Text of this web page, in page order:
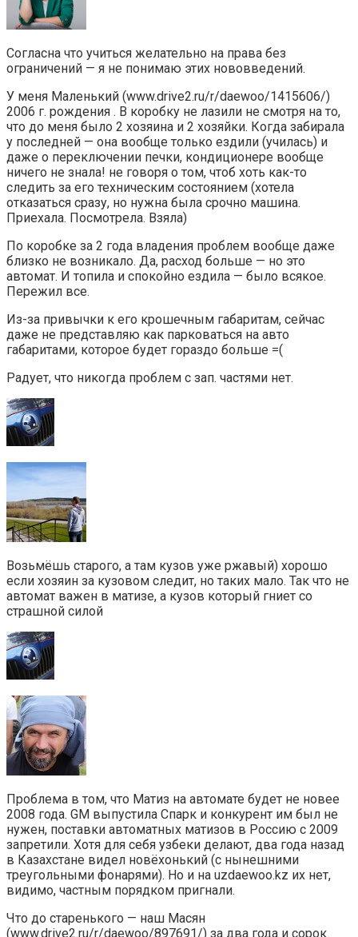
Согласна что учиться желательно на права без
ограничений — я не понимаю этих нововведений.
У меня Маленький (www.drive2.ru/r/daewoo/1415606/)
2006 г. рождения . В коробку не лазили не смотря на то,
что до меня было 2 хозяина и 2 хозяйки. Когда забирала
у последней — она вообще только ездили (училась) и
даже о переключении печки, кондиционере вообще
ничего не знала! не говоря о том, чтоб хоть как-то
следить за его техническим состоянием (хотела
отказаться сразу, но нужна была срочно машина.
Приехала. Посмотрела. Взяла)
По коробке за 2 года владения проблем вообще даже
близко не возникало. Да, расход больше — но это
автомат. И топила и спокойно ездила — было всякое.
Пережил все.
Из-за привычки к его крошечным габаритам, сейчас
даже не представляю как парковаться на авто
габаритами, которое будет гораздо больше =(
Радует, что никогда проблем с зап. частями нет.
Возьмёшь старого, а там кузов уже ржавый) хорошо
если хозяин за кузовом следит, но таких мало. Так что не
автомат важен в матизе, а кузов который гниет со
страшной силой
Проблема в том, что Матиз на автомате будет не новее
2008 года. GM выпустила Спарк и конкурент им был не
нужен, поставки автоматных матизов в Россию с 2009
запретили. Хотя для себя узбеки делают, два года назад
в Казахстане видел новёхонький (с нынешними
треугольными фонарями). Но и на uzdaewoo.kz их нет,
видимо, частным порядком пригнали.
Что до старенького — наш Масян
(www.drive2.ru/r/daewoo/897691/) за два года и сорок